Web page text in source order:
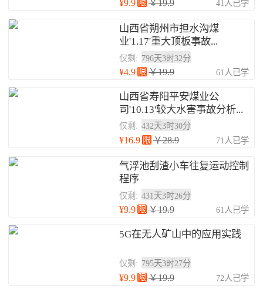
¥9.9 限 ￥19.9 41人已学
山西省朔州市担水沟煤
业'1.17'重大顶板事故...
仅剩: 796天3时32分
¥4.9 限 ￥19.9 61人已学
山西省寿阳平安煤业公
司'10.13'较大水害事故分析...
仅剩: 432天3时30分
¥16.9 限 ￥28.9 71人已学
气浮池刮渣小车往复运动控制
程序
仅剩: 431天3时26分
¥9.9 限 ￥19.9 61人已学
5G在无人矿山中的应用实践
仅剩: 795天3时27分
¥9.9 限 ￥19.9 72人已学